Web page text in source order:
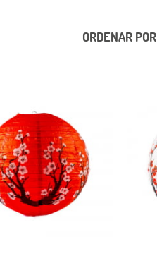
ORDENAR POR